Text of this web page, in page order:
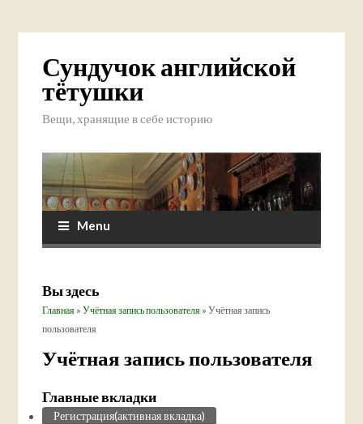
Сундучок английской
тётушки
Вещи, хранящие в себе историю
Menu
Вы здесь
Главная »Учётная запись пользователя » Учётная запись
пользователя
Учётная запись пользователя
Главные вкладки
Регистрация(активная вкладка)